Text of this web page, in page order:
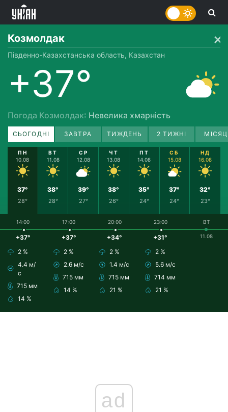
Козмолдак
Південно-Казахстанська область, Казахстан
+37°
Погода Козмолдак: Невелика хмарність
СЬОГОДНІ ЗАВТРА ТИЖДЕНЬ 2 ТИЖНІ
ПН
10.08
37°
28°
ВТ
11.08
38°
28°
СР
12.08
39°
27°
ЧТ
13.08
38°
26°
ПТ
14.08
35°
24°
СБ
15.08
37°
24°
НД
16.08
32°
23°
14:00
+37°
2 %
4.4 м/
с
715 мм
14 %
17:00
+37°
2 %
2.6 м/с
715 мм
14 %
20:00
+34°
2 %
1.4 м/с
715 мм
21 %
23:00
+31°
2 %
5.6 м/с
714 мм
21 %
ВТ
11.08
ad